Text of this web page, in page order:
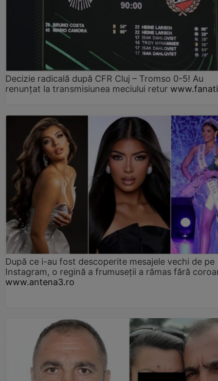
Decizie radicală după CFR Cluj – Tromso 0-5! Au
renunțat la transmisiunea meciului retur
După ce i-au fost descoperite mesajele vechi de pe
Instagram, o regină a frumuseții a rămas fără
www.antena3.ro